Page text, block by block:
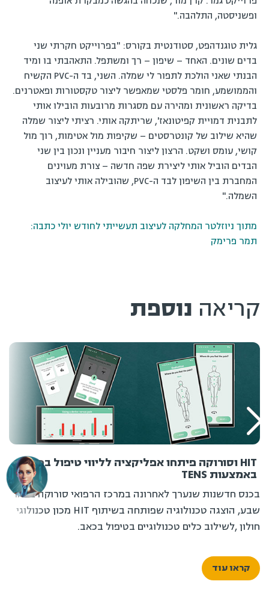
ופשניסטה, התלהבה."
גלית טוגנדהפט, סטודנטית בקורס: "בפרוייקט חקרתי שני
בדים שונים. האחד – שיפון – רך ומשתפל. התאהבתי בו ומיד
הבנתי שאני הולכת לתפור לי שמלה. השני, בד ה-PVC הקשיח
והממושמע, חומר פלסטי שמאפשר ליצור טקסטורות ופאטרנים.
בדיקה ראשונית ומהירה עם מסגרות מרובעות הובילו אותי
לתבנית דמויית קפיטונאז', שריתקה אותי. רציתי ליצור שמלה
שהיא שילוב של קונטרסטים – שקיפות מול אטימות, רוך מול
קושי, עומס ושקט. הרצון ליצור חיבור מעניין ונכון בין שני
הבדים הוביל אותי ליצירת שפה חדשה – צורת מעוינים
המחברת בין השיפון לבד ה-PVC, שהובילה אותי לעיצוב
השמלה."
מתוך ניוזלטר המחלקה לעיצוב תעשייתי לחודש יולי כתבה:
תמר פרימק
קריאה נוספת
HIT וסורוקה פיתחו אפליקציה לליווי טיפול בכאב
באמצעות TENS
בכנס חדשנות שנערך לאחרונה במרכז הרפואי סורוקה בבאר
שבע, הוצגה טכנולוגיה שפותחה בשיתוף HIT מכון טכנולוגי
חולון ,לשילוב כלים טכנולוגיים בטיפול בכאב.
קראו עוד